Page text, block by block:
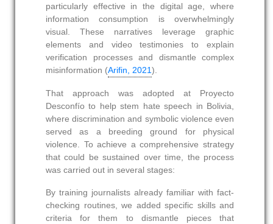
particularly effective in the digital age, where
information consumption is overwhelmingly
visual. These narratives leverage graphic
elements and video testimonies to explain
verification processes and dismantle complex
misinformation (Arifin, 2021).
That approach was adopted at Proyecto
Desconfío to help stem hate speech in Bolivia,
where discrimination and symbolic violence even
served as a breeding ground for physical
violence. To achieve a comprehensive strategy
that could be sustained over time, the process
was carried out in several stages:
By training journalists already familiar with fact-
checking routines, we added specific skills and
criteria for them to dismantle pieces that